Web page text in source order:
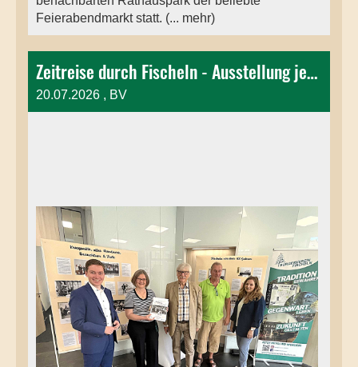
Feierabendmarkt statt. (... mehr)
Zeitreise durch Fischeln - Ausstellung jetzt im Quartierszentrum
20.07.2026 , BV